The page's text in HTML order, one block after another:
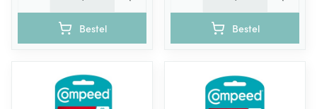
Bestel Bestel